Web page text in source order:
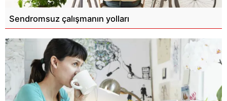
Sendromsuz çalışmanın yolları